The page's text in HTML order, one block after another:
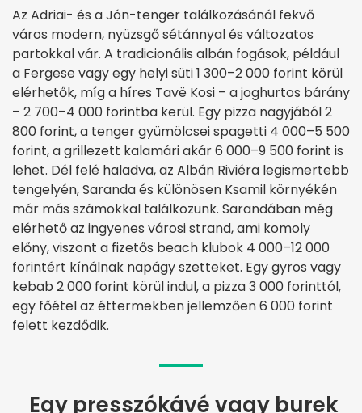
Az Adriai- és a Jón-tenger találkozásánál fekvő
város modern, nyüzsgő sétánnyal és változatos
partokkal vár. A tradicionális albán fogások, például
a Fergese vagy egy helyi süti 1 300–2 000 forint körül
elérhetők, míg a híres Tavë Kosi – a joghurtos bárány
– 2 700–4 000 forintba kerül. Egy pizza nagyjából 2
800 forint, a tenger gyümölcsei spagetti 4 000–5 500
forint, a grillezett kalamári akár 6 000–9 500 forint is
lehet. Dél felé haladva, az Albán Riviéra legismertebb
tengelyén, Saranda és különösen Ksamil környékén
már más számokkal találkozunk. Sarandában még
elérhető az ingyenes városi strand, ami komoly
előny, viszont a fizetős beach klubok 4 000–12 000
forintért kínálnak napágy szetteket. Egy gyros vagy
kebab 2 000 forint körül indul, a pizza 3 000 forinttól,
egy főétel az éttermekben jellemzően 6 000 forint
felett kezdődik.
Egy presszókávé vagy burek